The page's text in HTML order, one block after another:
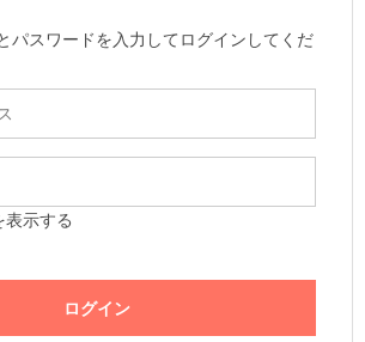
パスワードを入力してログインしてくだ
表示する